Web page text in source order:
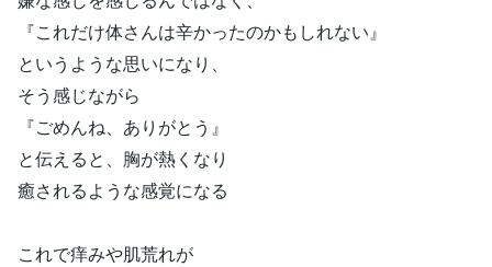
『これだけ体さんは辛かったのかもしれない』
というような思いになり、
そう感じながら
『ごめんね、ありがとう』
と伝えると、胸が熱くなり
癒されるような感覚になる
これで痒みや肌荒れが